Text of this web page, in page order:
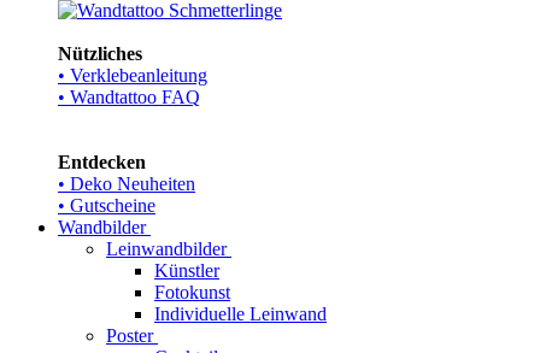
Nützliches
• Verklebeanleitung
• Wandtattoo FAQ
Entdecken
• Deko Neuheiten
• Gutscheine
Wandbilder
Leinwandbilder
Künstler
Fotokunst
Individuelle Leinwand
Poster